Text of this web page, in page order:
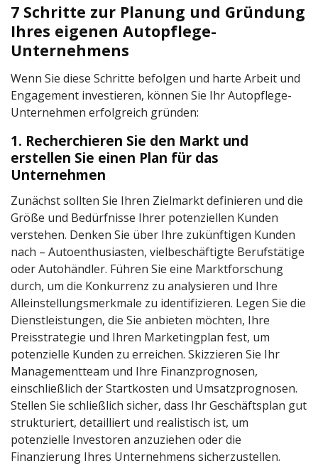
7 Schritte zur Planung und Gründung
Ihres eigenen Autopflege-
Unternehmens
Wenn Sie diese Schritte befolgen und harte Arbeit und
Engagement investieren, können Sie Ihr Autopflege-
Unternehmen erfolgreich gründen:
1. Recherchieren Sie den Markt und
erstellen Sie einen Plan für das
Unternehmen
Zunächst sollten Sie Ihren Zielmarkt definieren und die
Größe und Bedürfnisse Ihrer potenziellen Kunden
verstehen. Denken Sie über Ihre zukünftigen Kunden
nach – Autoenthusiasten, vielbeschäftigte Berufstätige
oder Autohändler. Führen Sie eine Marktforschung
durch, um die Konkurrenz zu analysieren und Ihre
Alleinstellungsmerkmale zu identifizieren. Legen Sie die
Dienstleistungen, die Sie anbieten möchten, Ihre
Preisstrategie und Ihren Marketingplan fest, um
potenzielle Kunden zu erreichen. Skizzieren Sie Ihr
Managementteam und Ihre Finanzprognosen,
einschließlich der Startkosten und Umsatzprognosen.
Stellen Sie schließlich sicher, dass Ihr Geschäftsplan gut
strukturiert, detailliert und realistisch ist, um
potenzielle Investoren anzuziehen oder die
Finanzierung Ihres Unternehmens sicherzustellen.